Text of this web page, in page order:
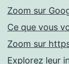
Zoom sur
Ce que vous
Zoom sur
Explorez leur